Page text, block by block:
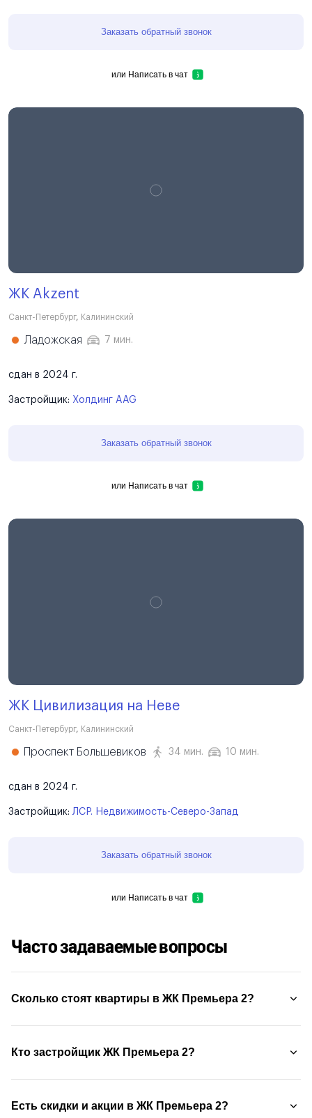
Заказать обратный звонок
или Написать в чат
ЖК Akzent
Санкт-Петербург, Калининский
Ладожская 7 мин.
сдан в 2024 г.
Застройщик: Холдинг AAG
Заказать обратный звонок
или Написать в чат
ЖК Цивилизация на Неве
Санкт-Петербург, Калининский
Проспект Большевиков 34 мин. 10 мин.
сдан в 2024 г.
Застройщик: ЛСР. Недвижимость-Северо-Запад
Заказать обратный звонок
или Написать в чат
Часто задаваемые вопросы
Сколько стоят квартиры в ЖК Премьера 2?
Кто застройщик ЖК Премьера 2?
Есть скидки и акции в ЖК Премьера 2?